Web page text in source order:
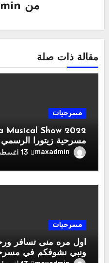
من
مقالة ذات صلة
مسرحيات
مسرحية زيتورا الرسمي
maxadmin 13 أغسطس، 2023
مسرحيات
ونبي نشوفكم في